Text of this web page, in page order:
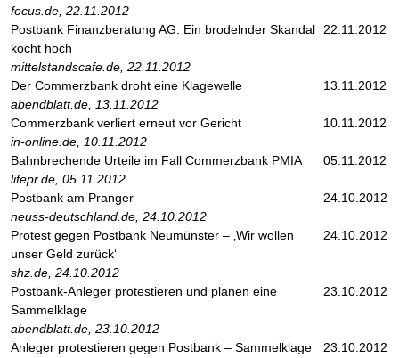
focus.de, 22.11.2012
Postbank Finanzberatung AG: Ein brodelnder Skandal
kocht hoch
mittelstandscafe.de, 22.11.2012
22.11.2012
Der Commerzbank droht eine Klagewelle
abendblatt.de, 13.11.2012
13.11.2012
Commerzbank verliert erneut vor Gericht
in-online.de, 10.11.2012
10.11.2012
Bahnbrechende Urteile im Fall Commerzbank PMIA
lifepr.de, 05.11.2012
05.11.2012
Postbank am Pranger
neuss-deutschland.de, 24.10.2012
24.10.2012
Protest gegen Postbank Neumünster – ‚Wir wollen
unser Geld zurück‘
shz.de, 24.10.2012
24.10.2012
Postbank-Anleger protestieren und planen eine
Sammelklage
abendblatt.de, 23.10.2012
23.10.2012
Anleger protestieren gegen Postbank – Sammelklage
23.10.2012